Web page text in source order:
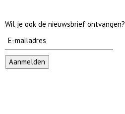
Wil je ook de nieuwsbrief ontvangen?